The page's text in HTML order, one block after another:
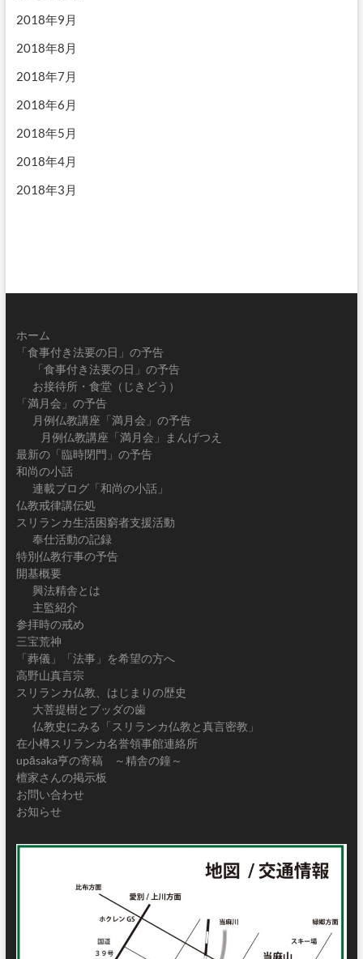
2018年9月
2018年8月
2018年7月
2018年6月
2018年5月
2018年4月
2018年3月
ホーム
「食事付き法要の日」の予告
「食事付き法要の日」の予告
お接待所・食堂（じきどう）
「満月会」の予告
月例仏教講座「満月会」の予告
月例仏教講座「満月会」まんげつえ
最新の「臨時閉門」の予告
和尚の小話
連載ブログ「和尚の小話」
仏教戒律講伝処
スリランカ生活困窮者支援活動
奉仕活動の記録
特別仏教行事の予告
開基概要
興法精舎とは
主監紹介
参拝時の戒め
三宝荒神
「葬儀」「法事」を希望の方へ
高野山真言宗
スリランカ仏教、はじまりの歴史
大菩提樹とブッダの歯
仏教史にみる「スリランカ仏教と真言密教」
在小樽スリランカ名誉領事館連絡所
upāsaka亨の寄稿 ～精舎の鐘～
檀家さんの掲示板
お問い合わせ
お知らせ